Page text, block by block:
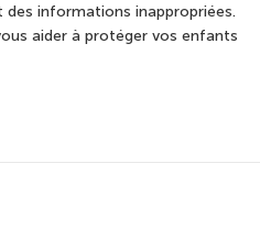
des informations inappropriées.
aider à protéger vos enfants